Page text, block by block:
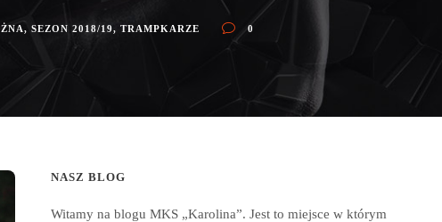
, SEZON 2018/19, TRAMPKARZE 0
NASZ BLOG
Witamy na blogu MKS „Karolina”. Jest to miejsce w którym